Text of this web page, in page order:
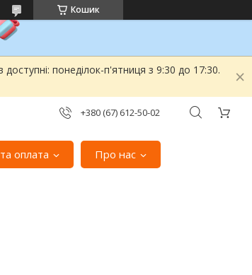
Кошик
понеділок-п'ятниця з 9:30 до 17:30.
+380 (67) 612-50-02
оплата
Про нас